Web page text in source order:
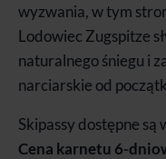
wyzwania, w tym
Lodowiec Zugspitze
naturalnego śniegu i
narciarskie od
Skipassy dostępne są
Cena karnetu 6-